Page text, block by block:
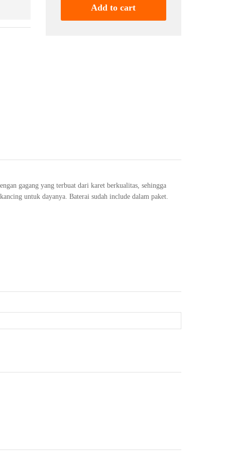
Add to cart
gagang yang terbuat dari karet berkualitas, sehingga
untuk dayanya. Baterai sudah include dalam paket.